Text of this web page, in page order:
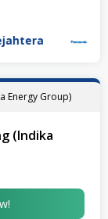
PT
Energy Group)
(Indika